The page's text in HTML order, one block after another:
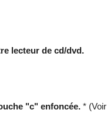
lecteur de cd/dvd.
"c" enfoncée. * (Voir